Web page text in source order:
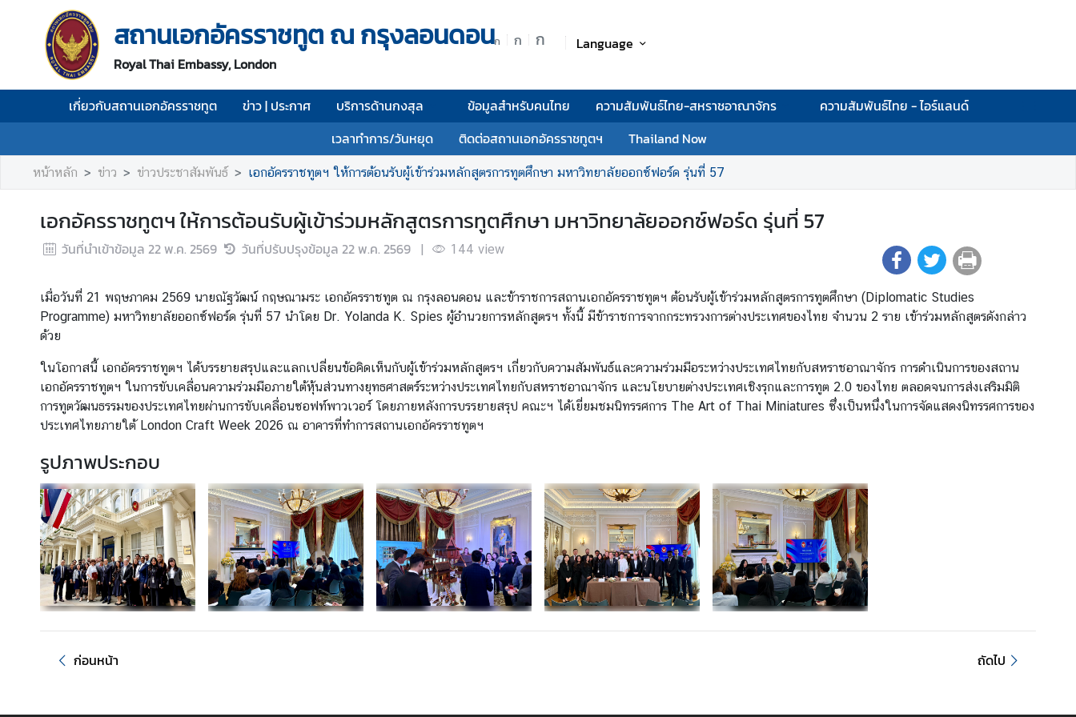
สถานเอกอัครราชทูต ณ กรุงลอนดอน
Royal Thai Embassy, London
ก ก ก Language
เกี่ยวกับสถานเอกอัครราชทูต ข่าว | ประกาศ บริการด้านกงสุล ข้อมูลสำหรับคนไทย ความสัมพันธ์ไทย-สหราชอาณาจักร
ความสัมพันธ์ไทย - ไอร์แลนด์
เวลาทำการ/วันหยุด
ติดต่อสถานเอกอัครราชทูตฯ Thailand Now
ย
บ
ส
น
อั
ค
ร
ร
า
ช
ทู
ข่
า
ว
|
ป
ร
ะ
ก
หน้าหลัก ข่าว ข่าวประชาสัมพันธ์ เอกอัครราชทูตฯ ให้การต้อนรับผู้เข้าร่วมหลักสูตรการทูตศึกษา มหาวิทยาลัยออกซ์ฟอร์ด รุ่นที่ 57
เอกอัครราชทูตฯ ให้การต้อนรับผู้เข้าร่วมหลักสูตรการทูตศึกษา มหาวิทยาลัยออกซ์ฟอร์ด รุ่นที่ 57
วันที่นำเข้าข้อมูล 22 พ.ค. 2569 วันที่ปรับปรุงข้อมูล 22 พ.ค. 2569 | 144 view
เมื่อวันที่ 21 พฤษภาคม 2569 นายณัฐวัฒน์ กฤษณามระ เอกอัครราชทูต ณ กรุงลอนดอน และข้าราชการสถานเอกอัครราชทูตฯ ต้อนรับผู้เข้าร่วมหลักสูตรการทูตศึกษา (Diplomatic Studies
Programme) มหาวิทยาลัยออกซ์ฟอร์ด รุ่นที่ 57 นำโดย Dr. Yolanda K. Spies ผู้อำนวยการหลักสูตรฯ ทั้งนี้ มีข้าราชการจากกระทรวงการต่างประเทศของไทย จำนวน 2 ราย เข้าร่วมหลักสูตรดังกล่าว
ด้วย
ในโอกาสนี้ เอกอัครราชทูตฯ ได้บรรยายสรุปและแลกเปลี่ยนข้อคิดเห็นกับผู้เข้าร่วมหลักสูตรฯ เกี่ยวกับความสัมพันธ์และความร่วมมือระหว่างประเทศไทยกับสหราชอาณาจักร การดำเนินการของสถาน
เอกอัครราชทูตฯ ในการขับเคลื่อนความร่วมมือภายใต้หุ้นส่วนทางยุทธศาสตร์ระหว่างประเทศไทยกับสหราชอาณาจักร และนโยบายต่างประเทศเชิงรุกและการทูต 2.0 ของไทย ตลอดจนการส่งเสริมมิติ
การทูตวัฒนธรรมของประเทศไทยผ่านการขับเคลื่อนซอฟท์พาวเวอร์ โดยภายหลังการบรรยายสรุป คณะฯ ได้เยี่ยมชมนิทรรศการ The Art of Thai Miniatures ซึ่งเป็นหนึ่งในการจัดแสดงนิทรรศการของ
ประเทศไทยภายใต้ London Craft Week 2026 ณ อาคารที่ทำการสถานเอกอัครราชทูตฯ
รูปภาพประกอบ
ก่อนหน้า ถัดไป